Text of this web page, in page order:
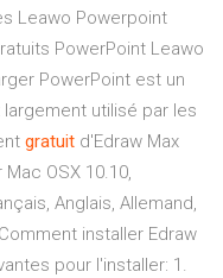
Leawo Powerpoint
PowerPoint Leawo
PowerPoint est un
utilisé par les
gratuit d'Edraw Max
OSX 10.10,
Anglais, Allemand,
installer Edraw
pour l'installer: 1.